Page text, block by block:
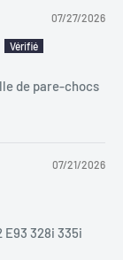
07/27/2026
de pare-chocs
07/21/2026
328i 335i